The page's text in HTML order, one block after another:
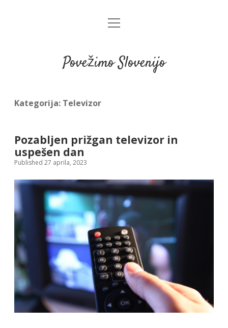
open
Povežimo Slovenijo
Kategorija: Televizor
Pozabljen prižgan televizor in
uspešen dan
Published 27 aprila, 2023